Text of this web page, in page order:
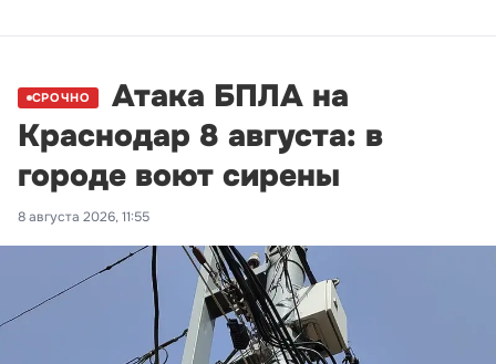
СРОЧНО
Атака БПЛА на
Краснодар 8 августа: в
городе воют сирены
8 августа 2026, 11:55